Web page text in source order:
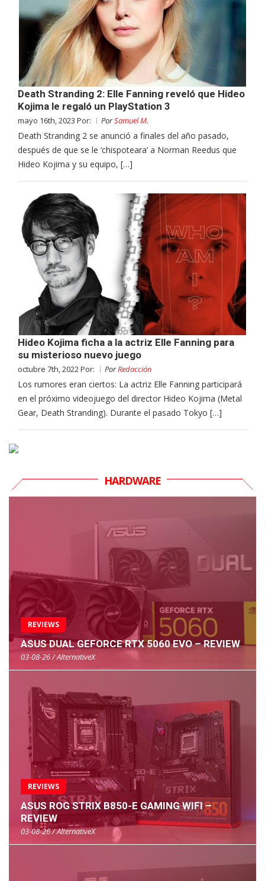
Death Stranding 2: Elle Fanning reveló que Hideo
Kojima le regaló un PlayStation 3
mayo 16th, 2023 Por: PorSamuel M.
Death Stranding 2 se anunció a finales del año pasado,
después de que se le ‘chispoteara’ a Norman Reedus que
Hideo Kojima y su equipo, […]
Hideo Kojima ficha a la actriz Elle Fanning para
su misterioso nuevo juego
octubre 7th, 2022 Por: PorRedacción
Los rumores eran ciertos: La actriz Elle Fanning participará
en el próximo videojuego del director Hideo Kojima (Metal
Gear, Death Stranding). Durante el pasado Tokyo […]
HARDWARE
REVIEWS
ASUS DUAL GEFORCE RTX 5060 EVO – REVIEW
03-08-26 / AlternativeX
REVIEWS
ASUS ROG STRIX B850-E GAMING WIFI –
REVIEW
03-08-26 / AlternativeX